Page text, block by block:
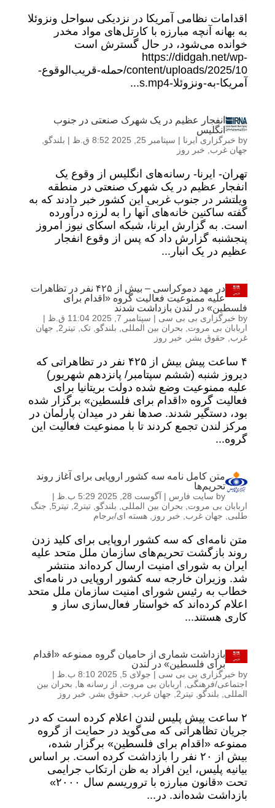
اقدامات نظامی آمریکا در نزدیکی سواحل ونزوئلا
به بهانه آنچه مبارزه با کارتل‌های مواد مخدر
خوانده می‌شود، در حال گسترش است
https://didgah.net/wp-
content/uploads/2025/10/حمله-قریب‌الوقوع-
آمریکا-به-ونزوئلا-s.mp4...
انفجار عظیم در یک شهرک صنعتی در جنوب
انگلیس
by خبرگزاری ایرنا | سپتامبر 25, 2025 8:52 ق.ظ | بلندگو
جهان غرب
خبر روز
تهران- ایرنا- رسانه‌های انگلیس از وقوع یک
انفجار عظیم در یک شهرک صنعتی در منطقه
ویلتشر در جنوب غربی این کشور خبر دادند که به
گفته ساکنین خانه‌های آنها را به لرزه درآورده
است. به گزارش ایرنا، شبکه اسکای نیوز امروز
پنجشنبه گزارش داد که پس از وقوع انفجار
عظیم در یک انبار...
در مهد دموکراسی – بیش از ۴۲۵ نفر در تظاهرات
علیه ممنوعیت فعالیت گروه «اقدام برای
فلسطین» در لندن بازداشت شدند
by خبرگزاری بی بی سی | سپتامبر 7, 2025 11:04 ق.ظ
|
اربابان بی مروت
بحران بین المللی بلندگو تک تیتر2
جهان
غرب
حقوق بشر خبر روز
۴ ساعت پیش بیش از ۴۲۵ نفر در تظاهراتی که
دیروز شنبه (ششم سپتامبر/ پانزدهم شهریور)
علیه ممنوعیت وضع شده دولت بریتانیا برای
فعالیت گروه «اقدام برای فلسطین» برگزار شده
بود، دستگیر شدند. صدها نفر در میدان پارلمان در
مرکز لندن تجمع کردند تا با ممنوعیت فعالیت این
گروه...
متن کامل نامه سه کشور اروپایی برای آغاز روند
تحریم‌ها
by سایت فارس | آگوست 28, 2025 5:29 ب.ظ
|
اربابان بی مروت
بحران بین المللی بلندگو تیتر2 تیتر5
جنگ
طلبی
جهان غرب خبر روز هسته ای/برجام
متن نامه‌ای که سه کشور اروپایی برای کلید زدن
روند بازگشت تحریم‌های سازمان ملل متحد علیه
ایران به شورای امنیت ارسال کرده‌اند منتشر
شد. وزیران خارجه سه کشور اروپایی در نامه‌ای
خطاب به رئیس شورای امنیت سازمان ملل متحد
اعلام کرده‌اند که خواستار فعال‌سازی ساز و
کاری هستند...
بازداشت شماری از حامیان گروه ممنوعه «اقدام
برای فلسطین» در لندن
by خبرگزاری بی بی سی | جولای 5, 2025 8:10 ب.ظ
|
اجتماعی/فرهنگی
اربابان بی مروت از رسانه ها
بحران بین
المللی
بلندگو تیتر2 جهان غرب حقوق بشر خبر روز
۲ ساعت پیش پلیس لندن اعلام کرده است که در
جریان تظاهراتی که می‌گوید در حمایت از گروه
ممنوعه «اقدام برای فلسطین» برگزار شده،
بیش از ۲۰ نفر را بازداشت کرده است. بر اساس
بیانیه پلیس، این افراد به ظن ارتکاب جرایمی
تحت «قانون مبارزه با تروریسم سال ۲۰۰۰»
بازداشت شده‌اند. در...